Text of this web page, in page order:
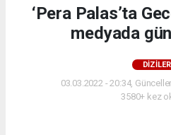
‘Pera Palas’ta
medyada
DİZİLER
03.03.2022 - 20:34,
3580+ kez